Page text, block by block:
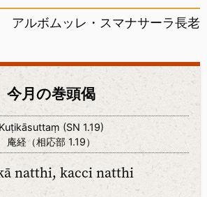
アルボムッレ・スマナサーラ長老
今月の巻頭偈
Kuṭikāsuttaṃ (SN 1.19)
庵経（相応部 1.19）
natthi, kacci natthi